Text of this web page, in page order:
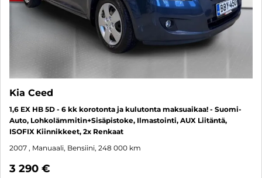
Kia Ceed
1,6 EX HB 5D - 6 kk korotonta ja kulutonta maksuaikaa! - Suomi-
Auto, Lohkolämmitin+Sisäpistoke, Ilmastointi, AUX Liitäntä,
ISOFIX Kiinnikkeet, 2x Renkaat
2007 , Manuaali, Bensiini, 248 000 km
3 290 €